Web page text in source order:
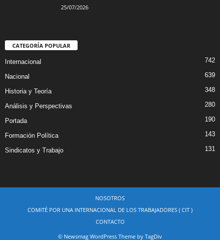
25/07/2026
CATEGORÍA POPULAR
Internacional 742
Nacional 639
Historia y Teoría 348
Análisis y Perspectivas 280
Portada 190
Formación Política 143
Sindicatos y Trabajo 131
NOSOTROS
COMITÉ POR UNA INTERNACIONAL DE LOS TRABAJADORES ( CIT )
CONTACTO
© Newsmag WordPress Theme by TagDiv